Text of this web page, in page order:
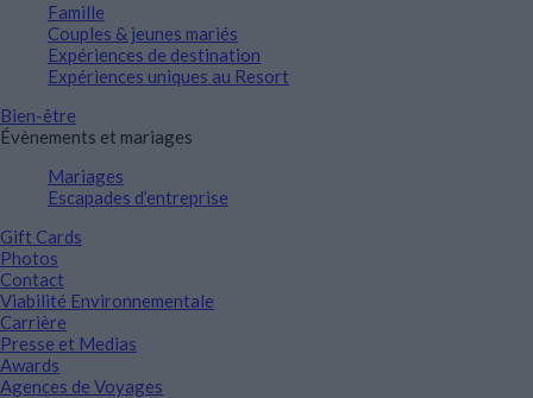
Famille
Couples & jeunes mariés
Expériences de destination
Expériences uniques au Resort
Bien-être
Évènements et mariages
Mariages
Escapades d’entreprise
Gift Cards
Photos
Contact
Viabilité Environnementale
Carrière
Presse et Medias
Awards
Agences de Voyages